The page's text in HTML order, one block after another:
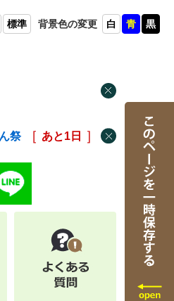
標準 背景色の変更 白 青 黒
祭 あと1 日